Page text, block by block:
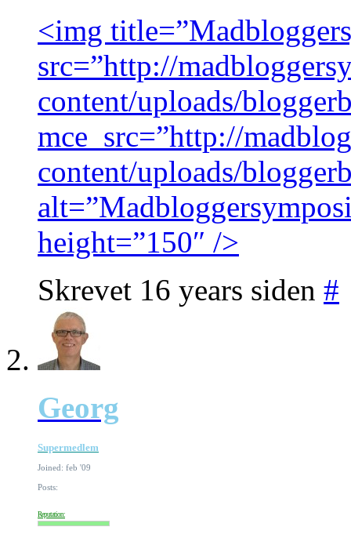
<img
src=”http://
content/uploads/
mce_src=”http://
content/uploads/
height=”150″ />
Skrevet 16 years siden #
Georg
Supermedlem
Joined: feb '09
Posts:
Reputation: